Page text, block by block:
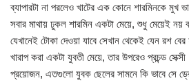
ব্যাপারটা না পরলেও খাটের এক কোনে শারমিনকে মুখ
সবার মাথায় ঢুকল শারমিন একটা মেয়ে, শুধু মেয়েই নয়
যেখানেই টোকা দেওয়া যাবে সেখান থেকেই যেন রশ
খারাপ করা একটা যুবতী মেয়ে, তার উপরেও প্রচন্ড
প্রয়োজন, এতগুলো যুবক ছেলের সামনে কি ভাবে সে